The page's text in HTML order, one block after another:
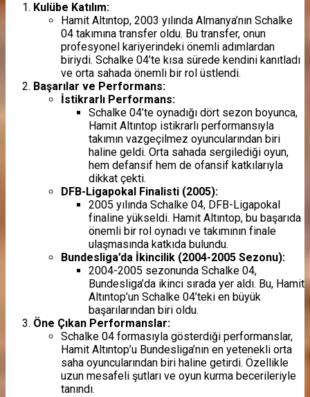
Kulübe Katılım:
Hamit Altıntop, 2003 yılında Almanya’nın Schalke
04 takımına transfer oldu. Bu transfer, onun
profesyonel kariyerindeki önemli adımlardan
biriydi. Schalke 04’te kısa sürede kendini kanıtladı
ve orta sahada önemli bir rol üstlendi.
Başarılar ve Performans:
İstikrarlı Performans:
Schalke 04’te oynadığı dört sezon boyunca,
Hamit Altıntop istikrarlı performansıyla
takımın vazgeçilmez oyuncularından biri
haline geldi. Orta sahada sergilediği oyun,
hem defansif hem de ofansif katkılarıyla
dikkat çekti.
DFB-Ligapokal Finalisti (2005):
2005 yılında Schalke 04, DFB-Ligapokal
finaline yükseldi. Hamit Altıntop, bu başarıda
önemli bir rol oynadı ve takımının finale
ulaşmasında katkıda bulundu.
Bundesliga’da İkincilik (2004-2005 Sezonu):
2004-2005 sezonunda Schalke 04,
Bundesliga’da ikinci sırada yer aldı. Bu, Hamit
Altıntop’un Schalke 04’teki en büyük
başarılarından biri oldu.
Öne Çıkan Performanslar:
Schalke 04 formasıyla gösterdiği performanslar,
Hamit Altıntop’u Bundesliga’nın en yetenekli orta
saha oyuncularından biri haline getirdi. Özellikle
uzun mesafeli şutları ve oyun kurma becerileriyle
tanındı.